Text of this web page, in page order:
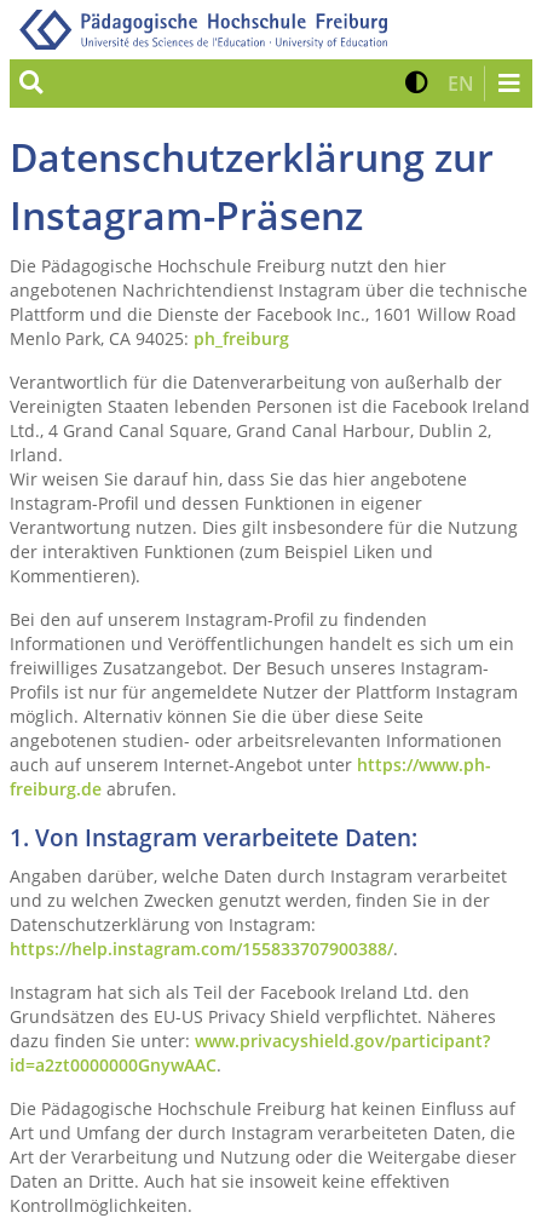
Suche Kontrast
EN Zur
Datenschutzerklärung zur
Instagram-Präsenz
Die Pädagogische Hochschule Freiburg nutzt den hier
angebotenen Nachrichtendienst Instagram über die technische
Plattform und die Dienste der Facebook Inc., 1601 Willow Road
Menlo Park, CA 94025: ph_freiburg
Verantwortlich für die Datenverarbeitung von außerhalb der
Vereinigten Staaten lebenden Personen ist die Facebook Ireland
Ltd., 4 Grand Canal Square, Grand Canal Harbour, Dublin 2,
Irland.
Wir weisen Sie darauf hin, dass Sie das hier angebotene
Instagram-Profil und dessen Funktionen in eigener
Verantwortung nutzen. Dies gilt insbesondere für die Nutzung
der interaktiven Funktionen (zum Beispiel Liken und
Kommentieren).
Bei den auf unserem Instagram-Profil zu findenden
Informationen und Veröffentlichungen handelt es sich um ein
freiwilliges Zusatzangebot. Der Besuch unseres Instagram-
Profils ist nur für angemeldete Nutzer der Plattform Instagram
möglich. Alternativ können Sie die über diese Seite
angebotenen studien- oder arbeitsrelevanten Informationen
auch auf unserem Internet-Angebot unter https://www.ph-
freiburg.de abrufen.
1. Von Instagram verarbeitete Daten:
Angaben darüber, welche Daten durch Instagram verarbeitet
und zu welchen Zwecken genutzt werden, finden Sie in der
Datenschutzerklärung von Instagram:
https://help.instagram.com/155833707900388/.
Instagram hat sich als Teil der Facebook Ireland Ltd. den
Grundsätzen des EU-US Privacy Shield verpflichtet. Näheres
dazu finden Sie unter: www.privacyshield.gov/participant?
id=a2zt0000000GnywAAC.
Die Pädagogische Hochschule Freiburg hat keinen Einfluss auf
Art und Umfang der durch Instagram verarbeiteten Daten, die
Art der Verarbeitung und Nutzung oder die Weitergabe dieser
Daten an Dritte. Auch hat sie insoweit keine effektiven
Kontrollmöglichkeiten.